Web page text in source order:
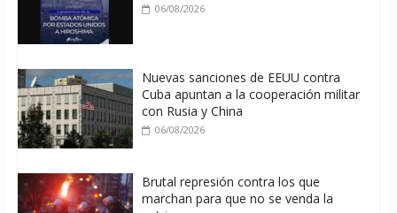
06/08/2026
Nuevas sanciones de EEUU contra
Cuba apuntan a la cooperación militar
con Rusia y China
06/08/2026
Brutal represión contra los que
marchan para que no se venda la